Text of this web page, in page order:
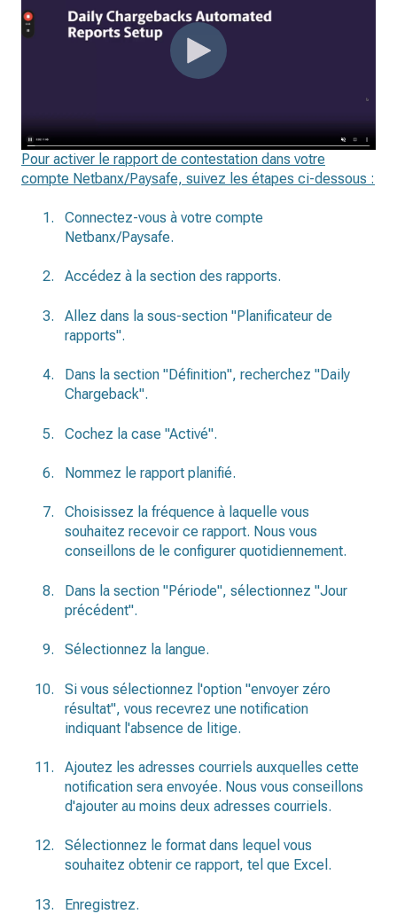
Pour activer le rapport de contestation dans votre
compte Netbanx/Paysafe, suivez les étapes ci-dessous :
Connectez-vous à votre compte
Netbanx/Paysafe.
Accédez à la section des rapports.
Allez dans la sous-section "Planificateur de
rapports".
Dans la section "Définition", recherchez "Daily
Chargeback".
Cochez la case "Activé".
Nommez le rapport planifié.
Choisissez la fréquence à laquelle vous
souhaitez recevoir ce rapport. Nous vous
conseillons de le configurer quotidiennement.
Dans la section "Période", sélectionnez "Jour
précédent".
Sélectionnez la langue.
Si vous sélectionnez l'option "envoyer zéro
résultat", vous recevrez une notification
indiquant l'absence de litige.
Ajoutez les adresses courriels auxquelles cette
notification sera envoyée. Nous vous conseillons
d'ajouter au moins deux adresses courriels.
Sélectionnez le format dans lequel vous
souhaitez obtenir ce rapport, tel que Excel.
Enregistrez.